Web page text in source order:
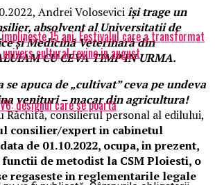
Andrei Voloseviciîși trage un
absolvent al Universitatii de
și Medicină Veterinară din
CU CEVA TIMP IN URMA.
apuca de „cultivat” ceva pe undeva
venituri – macar din agricultura!
Răchită, consilierul personal al edilului,
consilier/expert in cabinetul
de 01.10.2022, ocupa, in prezent,
de metodist la CSM Ploiesti, o
regaseste in reglementarile legale
implineste 15 ani. Festivalul care a transformat
cultural revine in august
designul care se poartă